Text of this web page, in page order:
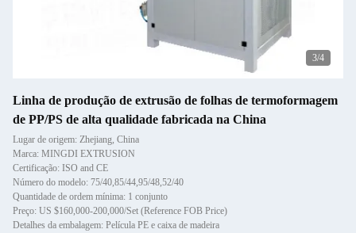
3/4
Linha de produção de extrusão de folhas de termoformagem
de PP/PS de alta qualidade fabricada na China
Lugar de origem: Zhejiang, China
Marca: MINGDI EXTRUSION
Certificação: ISO and CE
Número do modelo: 75/40,85/44,95/48,52/40
Quantidade de ordem mínima: 1 conjunto
Preço: US $160,000-200,000/Set (Reference FOB Price)
Detalhes da embalagem: Película PE e caixa de madeira